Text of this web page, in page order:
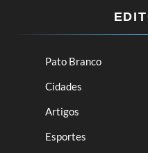
Pato Branco
Cidades
Artigos
Esportes